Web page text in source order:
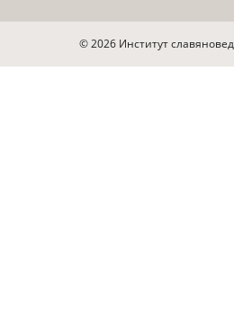
© 2026 Институт